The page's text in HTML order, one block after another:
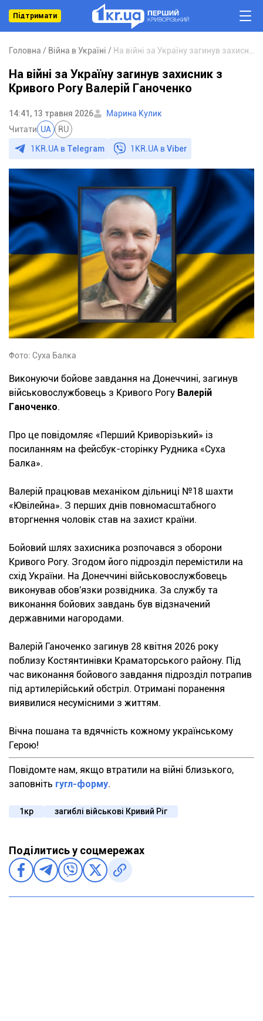
Підтримати
Головна Війна в Україні
На війні за Україну загинув захисник з
Кривого Рогу Валерій Ганоченко
14:41, 13 травня 2026
Марина Кулик
Читати UA RU
1KR.UA в Telegram 1KR.UA вViber
Фото: Суха Балка
Виконуючи бойове завдання на Донеччині, загинув
військовослужбовець з Кривого Рогу Валерій
Ганоченко.
Про це повідомляє «Перший Криворізький» із
посиланням на фейсбук-сторінку Рудника «Суха
Балка».
Валерій працював механіком дільниці №18 шахти
«Ювілейна». З перших днів повномасштабного
вторгнення чоловік став на захист країни.
Бойовий шлях захисника розпочався з оборони
Кривого Рогу. Згодом його підрозділ перемістили на
схід України. На Донеччині військовослужбовець
виконував обов'язки розвідника. За службу та
виконання бойових завдань був відзначений
державними нагородами.
Валерій Ганоченко загинув 28 квітня 2026 року
поблизу Костянтинівки Краматорського району. Під
час виконання бойового завдання підрозділ потрапив
під артилерійський обстріл. Отримані поранення
виявилися несумісними з життям.
Вічна пошана та вдячність кожному українському
Герою!
Повідомте нам, якщо втратили на війні близького,
заповніть гугл-форму.
1кр загиблі військові Кривий Ріг
Поділитись у соцмережах